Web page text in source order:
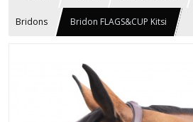
Bridons Bridon FLAGS&CUP Kitsi